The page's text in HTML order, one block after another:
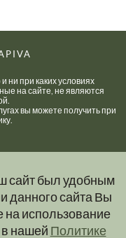
сайт был удобным
данного сайта Вы
на использование
нашей Политике
ни при каких условиях
на сайте, не являются
вы можете получить при